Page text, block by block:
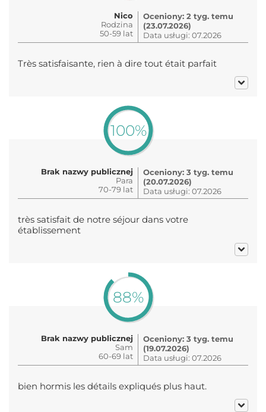
Nico
Rodzina
50-59 lat
Oceniony: 2 tyg. temu
(23.07.2026)
Data usługi: 07.2026
Très satisfaisante, rien à dire tout était parfait
100%
Brak nazwy publicznej
Para
70-79 lat
Oceniony: 3 tyg. temu
(20.07.2026)
Data usługi: 07.2026
très satisfait de notre séjour dans votre
établissement
88%
Brak nazwy publicznej
Sam
60-69 lat
Oceniony: 3 tyg. temu
(19.07.2026)
Data usługi: 07.2026
bien hormis les détails expliqués plus haut.